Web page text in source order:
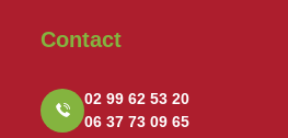
Contact
02 99 62 53 20
06 37 73 09 65